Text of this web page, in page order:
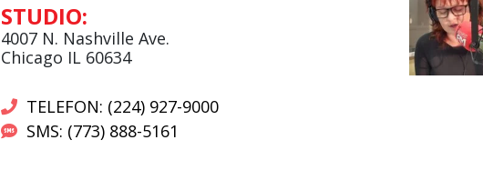
STUDIO:
4007 N. Nashville Ave.
Chicago IL 60634
TELEFON: (224) 927-9000
SMS: (773) 888-5161